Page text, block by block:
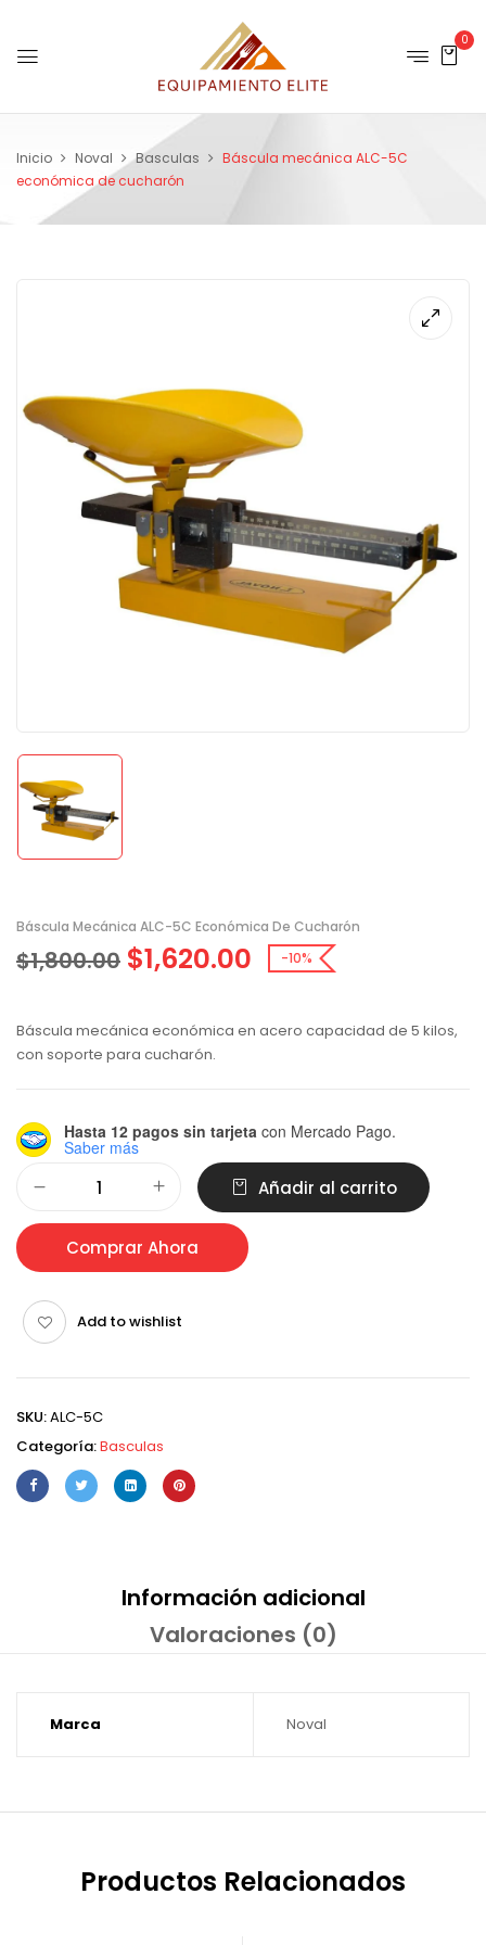
0
Inicio Noval Basculas
Báscula mecánica ALC-5C
económica de cucharón
Báscula Mecánica ALC-5C Económica De Cucharón
$1,800.00 $1,620.00 -10%
Báscula mecánica económica en acero capacidad de 5 kilos,
con soporte para cucharón.
Hasta 12 pagos sin tarjeta con Mercado Pago.
Saber más
Añadir al carrito
Comprar Ahora
Add to wishlist
SKU:ALC-5C
Categoría:Basculas
Información adicional
Valoraciones (0)
Marca Noval
Productos Relacionados